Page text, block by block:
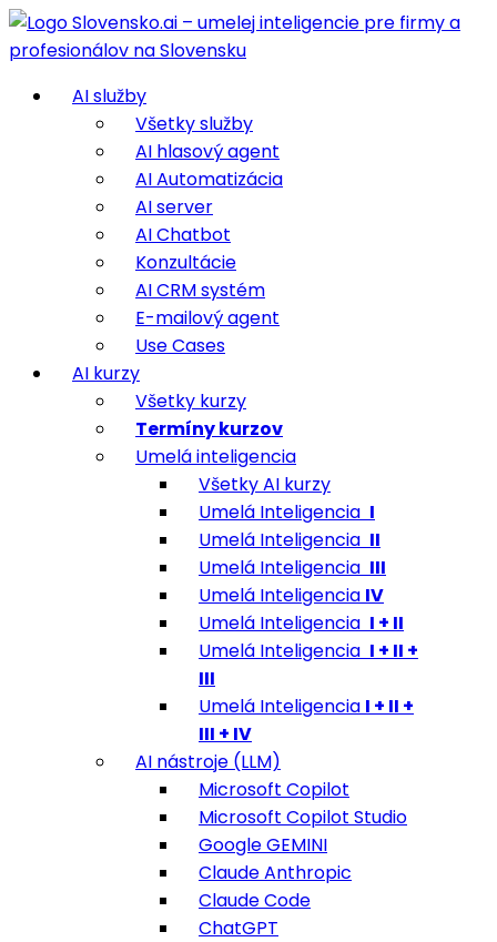
AI služby
Všetky služby
AI hlasový agent
AI Automatizácia
AI server
AI Chatbot
Konzultácie
AI CRM systém
E-mailový agent
Use Cases
AI kurzy
Všetky kurzy
Termíny kurzov
Umelá inteligencia
Všetky AI kurzy
Umelá Inteligencia I
Umelá Inteligencia II
Umelá Inteligencia III
Umelá Inteligencia IV
Umelá Inteligencia I + II
Umelá Inteligencia I + II +
III
Umelá Inteligencia I + II +
III + IV
AI nástroje (LLM)
Microsoft Copilot
Microsoft Copilot Studio
Google GEMINI
Claude Anthropic
Claude Code
ChatGPT